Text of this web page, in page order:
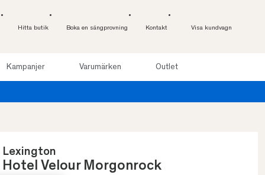
Hitta butik Boka en sängprovning Kontakt Visa kundvagn
Kampanjer Varumärken Outlet
Lexington
Hotel Velour Morgonrock